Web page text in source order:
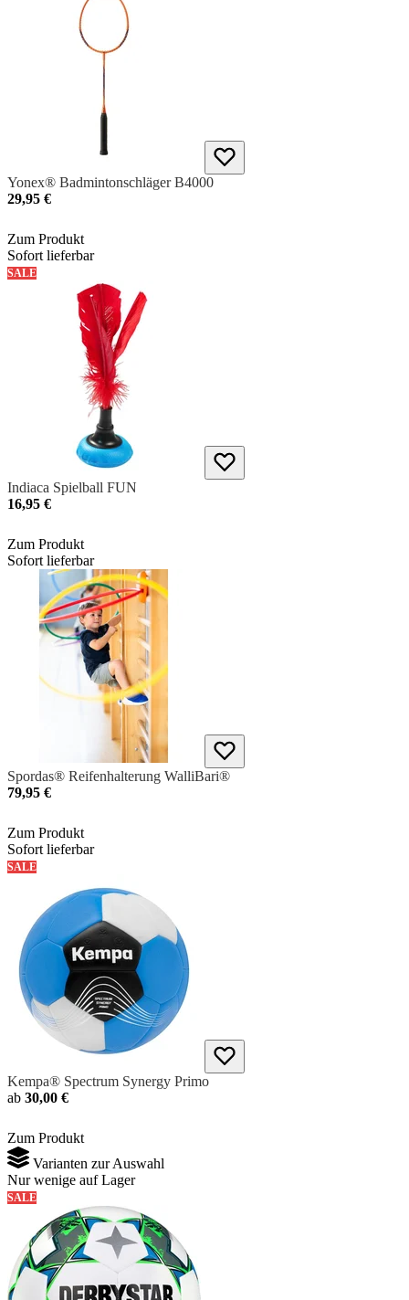
Yonex® Badmintonschläger B4000
29,95 €
Zum Produkt
Sofort lieferbar
SALE
Indiaca Spielball FUN
16,95 €
Zum Produkt
Sofort lieferbar
Spordas® Reifenhalterung WalliBari®
79,95 €
Zum Produkt
Sofort lieferbar
SALE
Kempa® Spectrum Synergy Primo
ab 30,00 €
Zum Produkt
Varianten zur Auswahl
Nur wenige auf Lager
SALE